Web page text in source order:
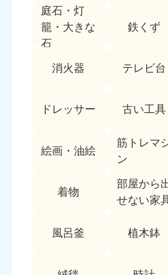
庭石・灯
籠・大きな
石
鉄くず
消火器 テレビ台
ドレッサー 古い工具
絵画・油絵
筋トレマ
ン
着物
部屋から
せない家
風呂釜 植木鉢
9:00〜19:00 年中無休
九州・沖
福岡県
050-1880-9895
050-1880-9891
9:00〜19:00 年中無休
大分県
050-1880-9893